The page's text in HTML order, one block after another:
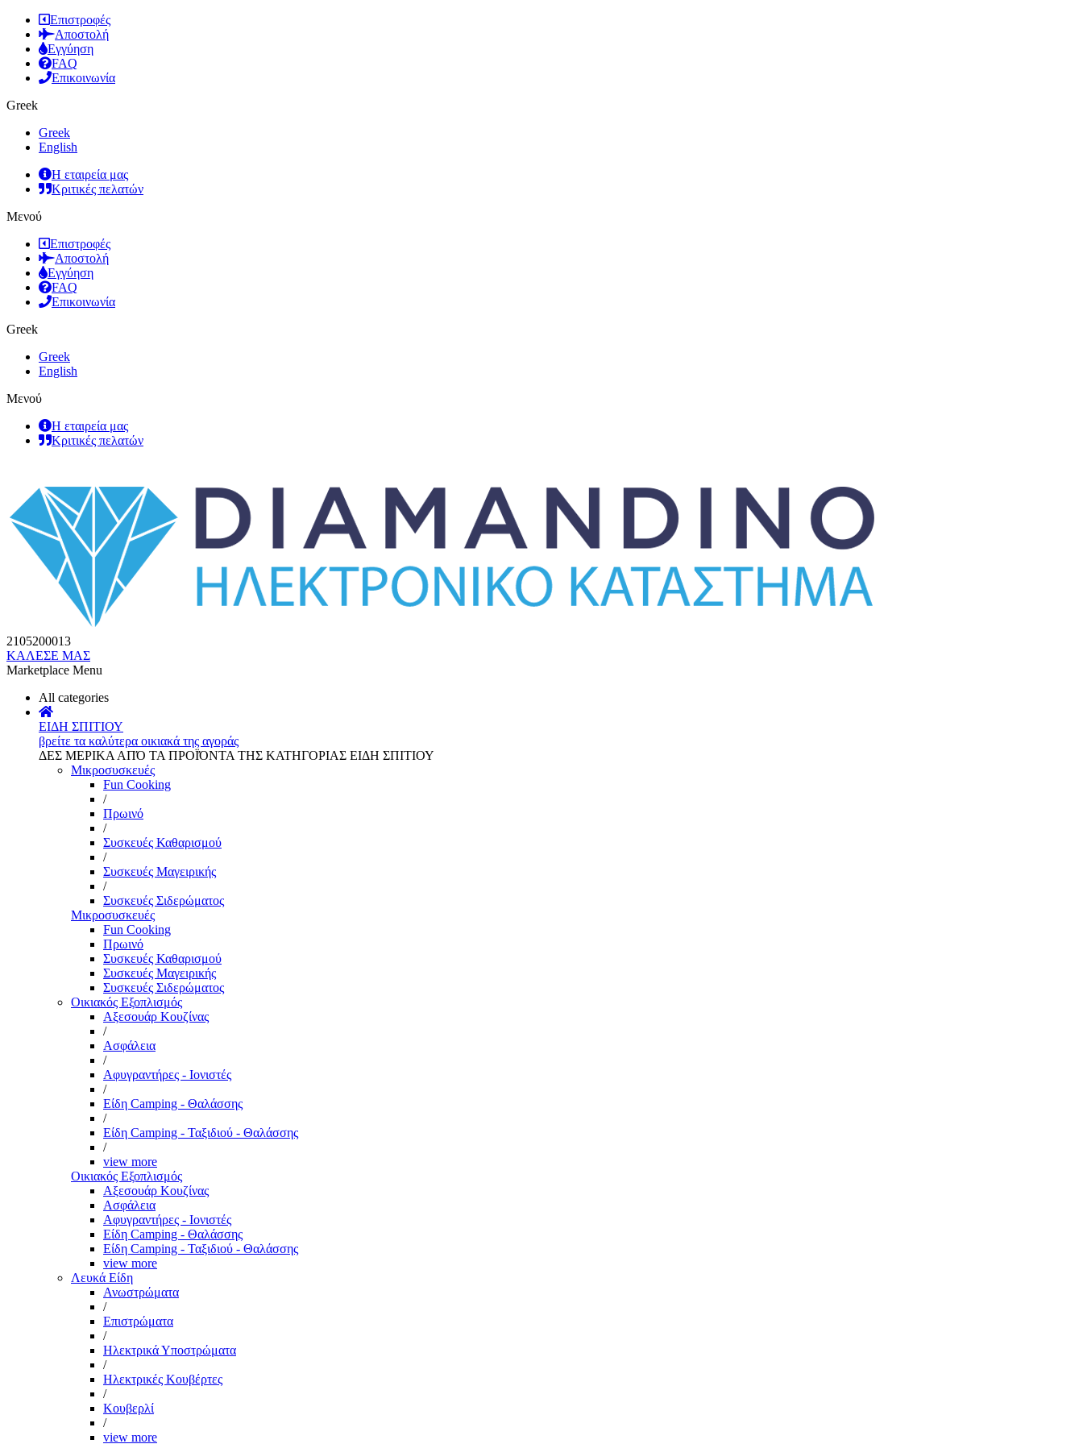
Επιστροφές
Αποστολή
Εγγύηση
FAQ
Επικοινωνία
Greek
Greek
English
Η εταιρεία μας
Κριτικές πελατών
Μενού
Επιστροφές
Αποστολή
Εγγύηση
FAQ
Επικοινωνία
Greek
Greek
English
Μενού
Η εταιρεία μας
Κριτικές πελατών
2105200013
ΚΑΛΕΣΕ ΜΑΣ
Marketplace Menu
All categories
ΕΙΔΗ ΣΠΙΤΙΟΥ
βρείτε τα καλύτερα οικιακά της αγοράς
ΔΕΣ ΜΕΡΙΚΑ ΑΠΌ ΤΑ ΠΡΟΪΌΝΤΑ ΤΗΣ ΚΑΤΗΓΟΡΙΑΣ ΕΙΔΗ ΣΠΙΤΙΟΥ
Μικροσυσκευές
Fun Cooking
/
Πρωινό
/
Συσκευές Καθαρισμού
/
Συσκευές Μαγειρικής
/
Συσκευές Σιδερώματος
Μικροσυσκευές
Fun Cooking
Πρωινό
Συσκευές Καθαρισμού
Συσκευές Μαγειρικής
Συσκευές Σιδερώματος
Οικιακός Εξοπλισμός
Αξεσουάρ Κουζίνας
/
Ασφάλεια
/
Αφυγραντήρες - Ιονιστές
/
Είδη Camping - Θαλάσσης
/
Είδη Camping - Ταξιδιού - Θαλάσσης
/
view more
Οικιακός Εξοπλισμός
Αξεσουάρ Κουζίνας
Ασφάλεια
Αφυγραντήρες - Ιονιστές
Είδη Camping - Θαλάσσης
Είδη Camping - Ταξιδιού - Θαλάσσης
view more
Λευκά Είδη
Ανωστρώματα
/
Επιστρώματα
/
Ηλεκτρικά Υποστρώματα
/
Ηλεκτρικές Κουβέρτες
/
Κουβερλί
/
view more